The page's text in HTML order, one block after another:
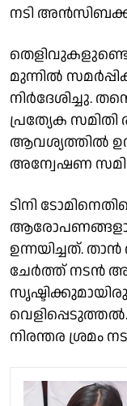
നടി
മുന്നിൽ
നിർദേശിച്ചു.
പ്രത്യേക
ആവശ്യത്തിൽ
അന്വേഷണ
ടിനി
ഉന്നയിച്ചത്.
ചേർത്ത് നടൻ
നിരന്തര ശ്രമം